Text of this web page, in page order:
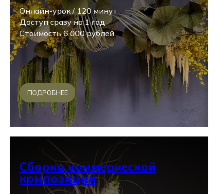
Онлайн-урок / 120 минут
Доступ сразу на 1 год
Стоимость 6 000 рублей
ПОДРОБНЕЕ
Сборка коммерческой
композиции